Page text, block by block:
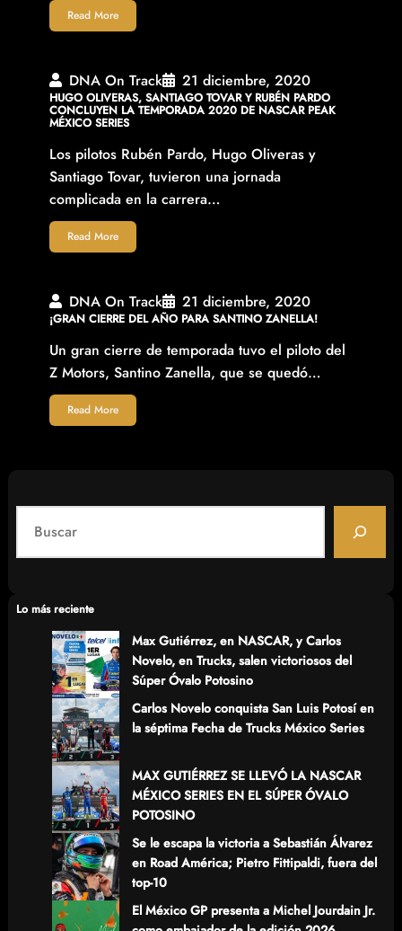
Read More
DNA On Track 21 diciembre, 2020
HUGO OLIVERAS, SANTIAGO TOVAR Y RUBÉN PARDO
CONCLUYEN LA TEMPORADA 2020 DE NASCAR PEAK
MÉXICO SERIES
Los pilotos Rubén Pardo, Hugo Oliveras y
Santiago Tovar, tuvieron una jornada
complicada en la carrera…
Read More
DNA On Track 21 diciembre, 2020
¡GRAN CIERRE DEL AÑO PARA SANTINO ZANELLA!
Un gran cierre de temporada tuvo el piloto del
Z Motors, Santino Zanella, que se quedó…
Read More
a
cLo más reciente
Max Gutiérrez, en NASCAR, y Carlos
Novelo, en Trucks, salen victoriosos del
Súper Óvalo Potosino
Carlos Novelo conquista San Luis Potosí en
la séptima Fecha de Trucks México Series
MAX GUTIÉRREZ SE LLEVÓ LA NASCAR
MÉXICO SERIES EN EL SÚPER ÓVALO
POTOSINO
Se le escapa la victoria a Sebastián Álvarez
en Road América; Pietro Fittipaldi, fuera del
top-10
El México GP presenta a Michel Jourdain Jr.